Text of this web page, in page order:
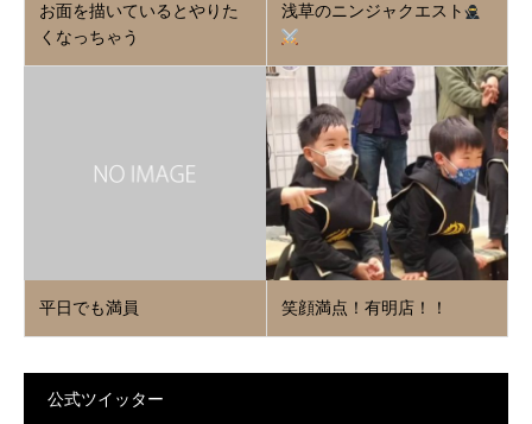
お面を描いているとやりた
くなっちゃう
浅草のニンジャクエスト
平日でも満員 笑顔満点！有明店！！
公式ツイッター